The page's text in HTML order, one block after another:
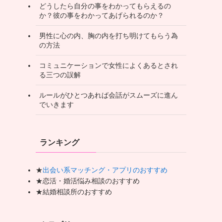
どうしたら自分の事をわかってもらえるの
か？彼の事をわかってあげられるのか？
男性に心の内、胸の内を打ち明けてもらう為
の方法
コミュニケーションで女性によくあるとされ
る三つの誤解
ルールがひとつあれば会話がスムーズに進ん
でいきます
ランキング
★出会い系マッチング・アプリのおすすめ
★恋活・婚活悩み相談のおすすめ
★結婚相談所のおすすめ